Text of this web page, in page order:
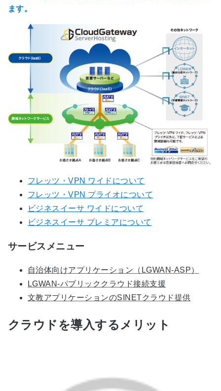
ます。
フレッツ・VPN ワイドについて
フレッツ・VPN プライオについて
ビジネスイーサ ワイドについて
ビジネスイーサ プレミアについて
サービスメニュー
自治体向けアプリケーション（LGWAN-ASP）
LGWAN-パブリッククラウド接続支援
文教アプリケーションのSINETクラウド提供
クラウドを導入するメリット